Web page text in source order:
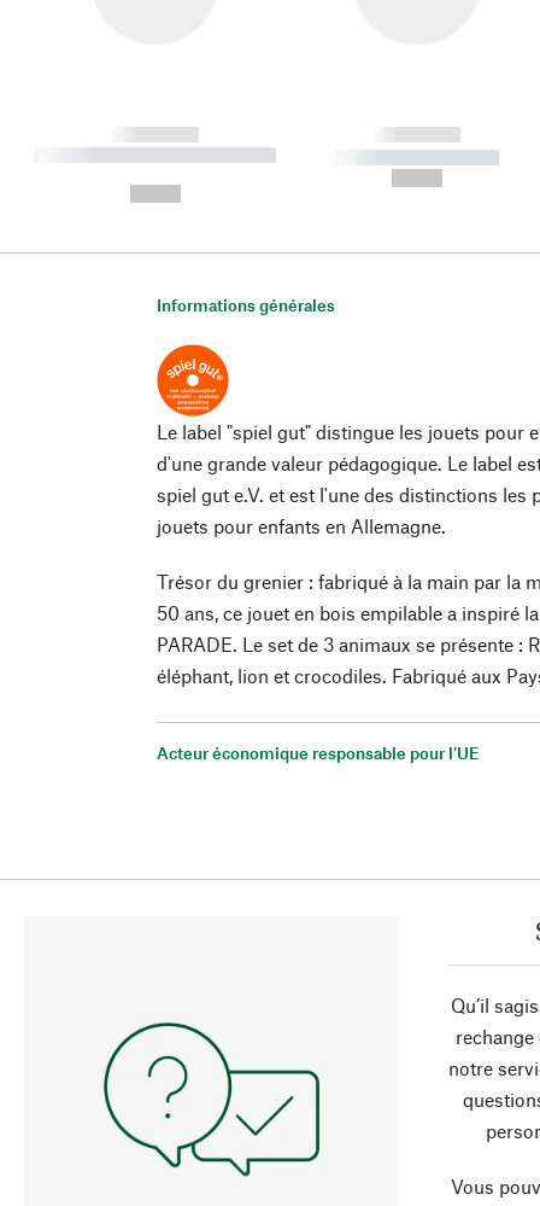
------------
----------- ----------- ----------
------------
----------- -----------
Informations générales
Le label "spiel gut" distingue les jouets pour
d'une grande valeur pédagogique. Le label
spiel gut e.V. et est l'une des distinctions les
jouets pour enfants en Allemagne.
Trésor du grenier : fabriqué à la main par la
50 ans, ce jouet en bois empilable a inspiré
PARADE. Le set de 3 animaux se présente :
éléphant, lion et crocodiles. Fabriqué aux
Acteur économique responsable pour l'UE
Qu’il
rechange
notre
Vous